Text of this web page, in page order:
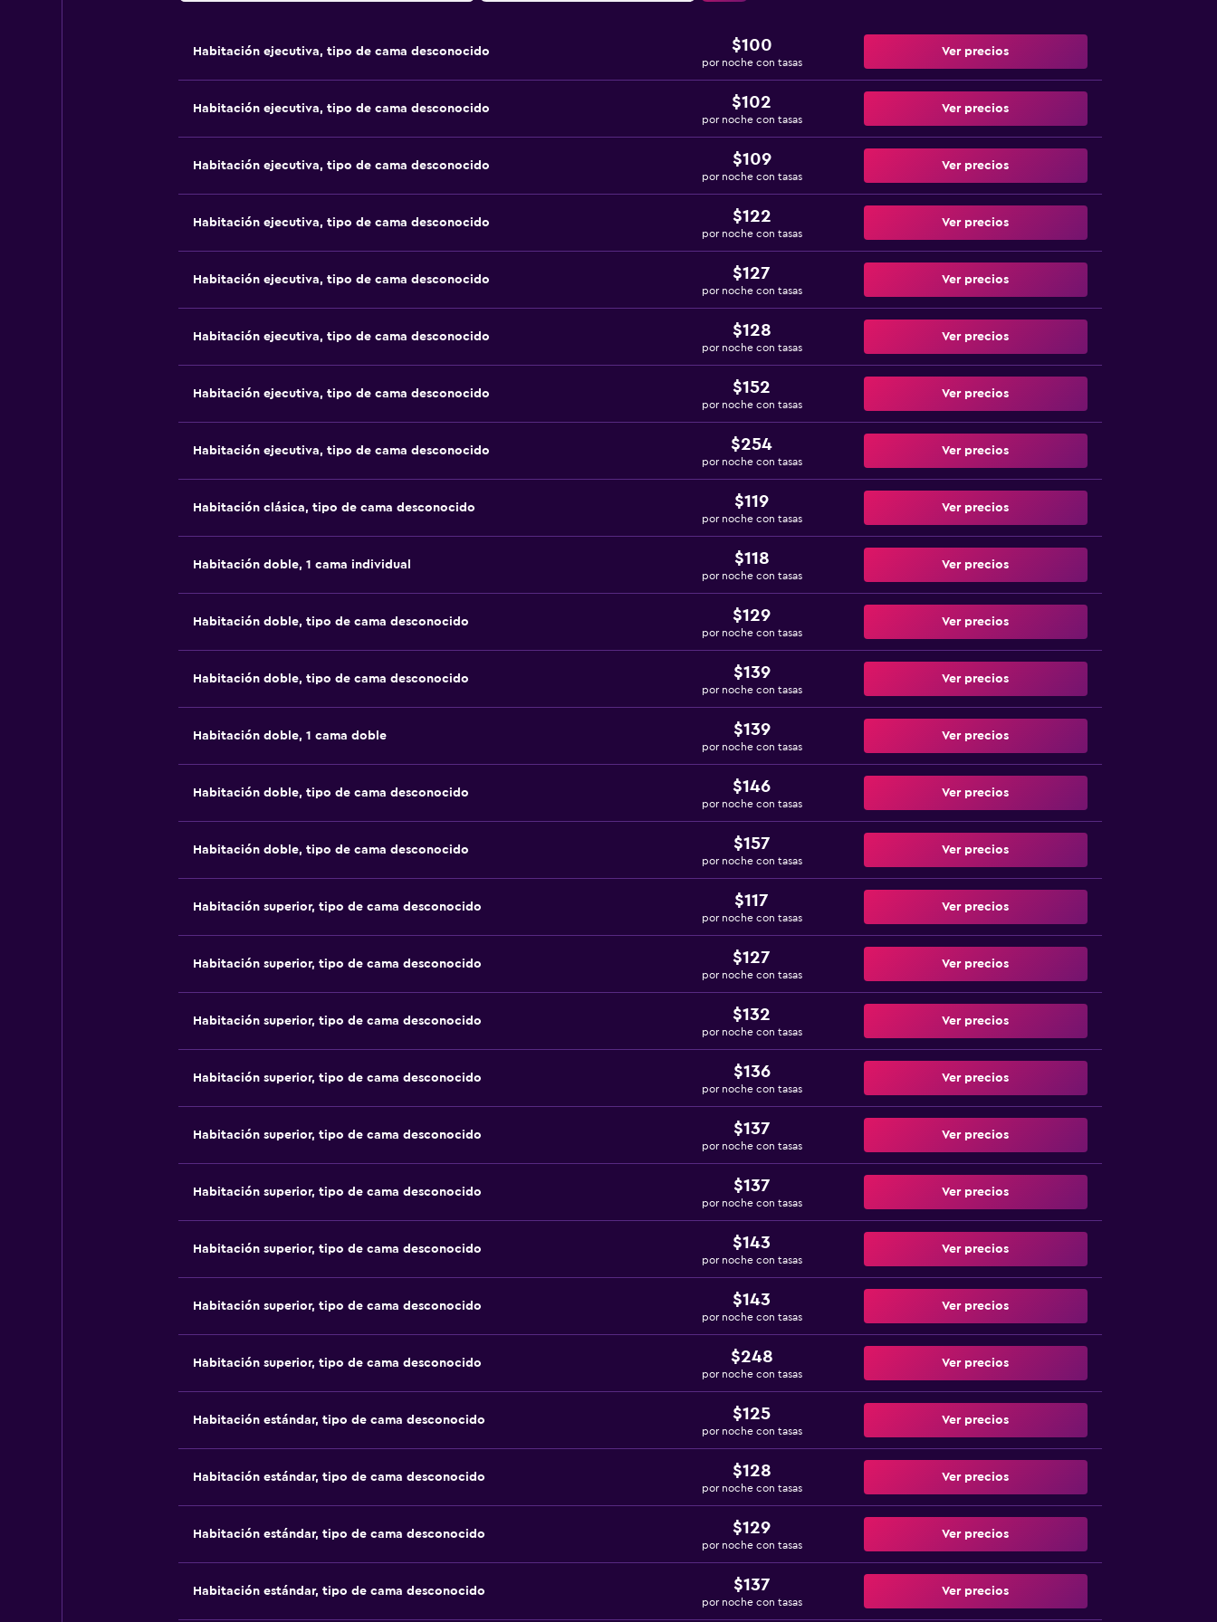
Habitación ejecutiva, tipo de cama desconocido $100
por noche con tasas
Ver precios
Habitación ejecutiva, tipo de cama desconocido $102
por noche con tasas
Ver precios
Habitación ejecutiva, tipo de cama desconocido $109
por noche con tasas
Ver precios
Habitación ejecutiva, tipo de cama desconocido $122
por noche con tasas
Ver precios
Habitación ejecutiva, tipo de cama desconocido $127
por noche con tasas
Ver precios
Habitación ejecutiva, tipo de cama desconocido $128
por noche con tasas
Ver precios
Habitación ejecutiva, tipo de cama desconocido $152
por noche con tasas
Ver precios
Habitación ejecutiva, tipo de cama desconocido $254
por noche con tasas
Ver precios
Habitación clásica, tipo de cama desconocido $119
por noche con tasas
Ver precios
Habitación doble, 1 cama individual $118
por noche con tasas
Ver precios
Habitación doble, tipo de cama desconocido $129
por noche con tasas
Ver precios
Habitación doble, tipo de cama desconocido $139
por noche con tasas
Ver precios
Habitación doble, 1 cama doble $139
por noche con tasas
Ver precios
Habitación doble, tipo de cama desconocido $146
por noche con tasas
Ver precios
Habitación doble, tipo de cama desconocido $157
por noche con tasas
Ver precios
Habitación superior, tipo de cama desconocido $117
por noche con tasas
Ver precios
Habitación superior, tipo de cama desconocido $127
por noche con tasas
Ver precios
Habitación superior, tipo de cama desconocido $132
por noche con tasas
Ver precios
Habitación superior, tipo de cama desconocido $136
por noche con tasas
Ver precios
Habitación superior, tipo de cama desconocido $137
por noche con tasas
Ver precios
Habitación superior, tipo de cama desconocido $137
por noche con tasas
Ver precios
Habitación superior, tipo de cama desconocido $143
por noche con tasas
Ver precios
Habitación superior, tipo de cama desconocido $143
por noche con tasas
Ver precios
Habitación superior, tipo de cama desconocido $248
por noche con tasas
Ver precios
Habitación estándar, tipo de cama desconocido $125
por noche con tasas
Ver precios
Habitación estándar, tipo de cama desconocido $128
por noche con tasas
Ver precios
Habitación estándar, tipo de cama desconocido $129
por noche con tasas
Ver precios
Habitación estándar, tipo de cama desconocido $137
por noche con tasas
Ver precios